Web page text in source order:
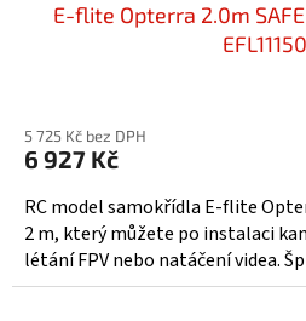
E-flite Opterra 2.0m
produktu
je
5,0
z
5
hvězdiček.
5 725 Kč bez DPH
6 927 Kč
RC model samokřídla E-flite
2 m, který můžete po instalaci
létání FPV nebo natáčení videa.